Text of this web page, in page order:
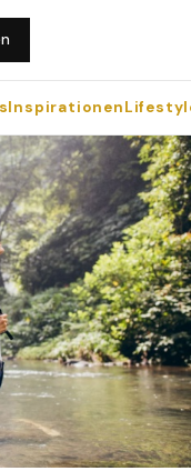
Inspirationen